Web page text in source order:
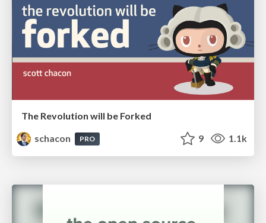
The Revolution will be Forked
schacon
PRO 9 1.1k